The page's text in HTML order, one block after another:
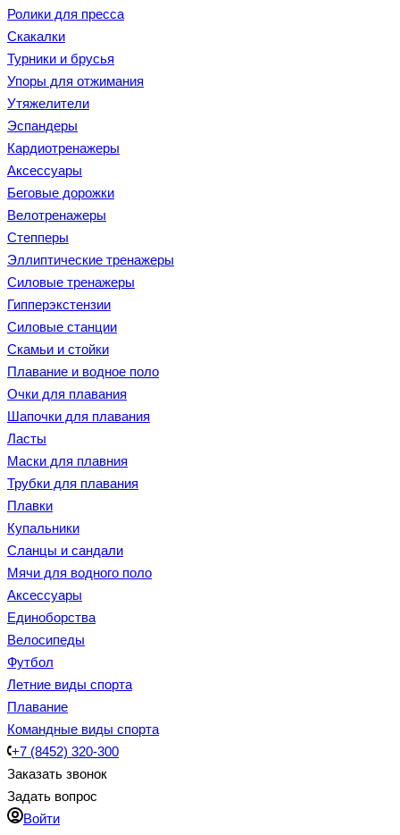
Ролики для пресса
Скакалки
Турники и брусья
Упоры для отжимания
Утяжелители
Эспандеры
Кардиотренажеры
Аксессуары
Беговые дорожки
Велотренажеры
Степперы
Эллиптические тренажеры
Силовые тренажеры
Гипперэкстензии
Силовые станции
Скамьи и стойки
Плавание и водное поло
Очки для плавания
Шапочки для плавания
Ласты
Маски для плавния
Трубки для плавания
Плавки
Купальники
Сланцы и сандали
Мячи для водного поло
Аксессуары
Единоборства
Велосипеды
Футбол
Летние виды спорта
Плавание
Командные виды спорта
+7 (8452) 320-300
Заказать звонок
Задать вопрос
Войти